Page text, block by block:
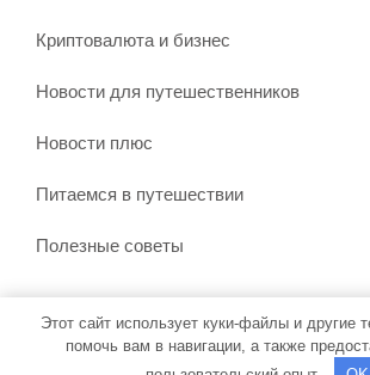
Криптовалюта и бизнес
Новости для путешественников
Новости плюс
Питаемся в путешествии
Полезные советы
Тема WordPress Бронирование
Этот сайт использует куки-файлы и другие
помочь вам в навигации, а также